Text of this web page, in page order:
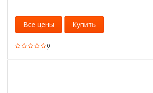
0
Все цены Купить